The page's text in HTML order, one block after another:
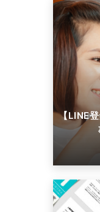
【LINE